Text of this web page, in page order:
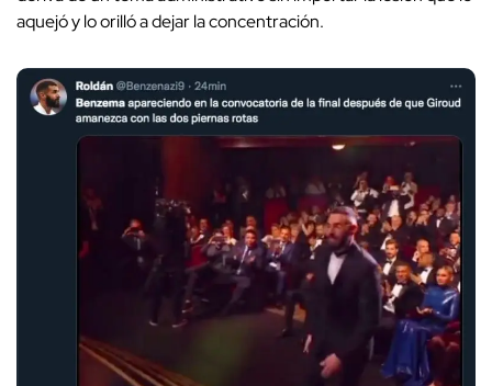
aquejó y lo orilló a dejar la concentración.